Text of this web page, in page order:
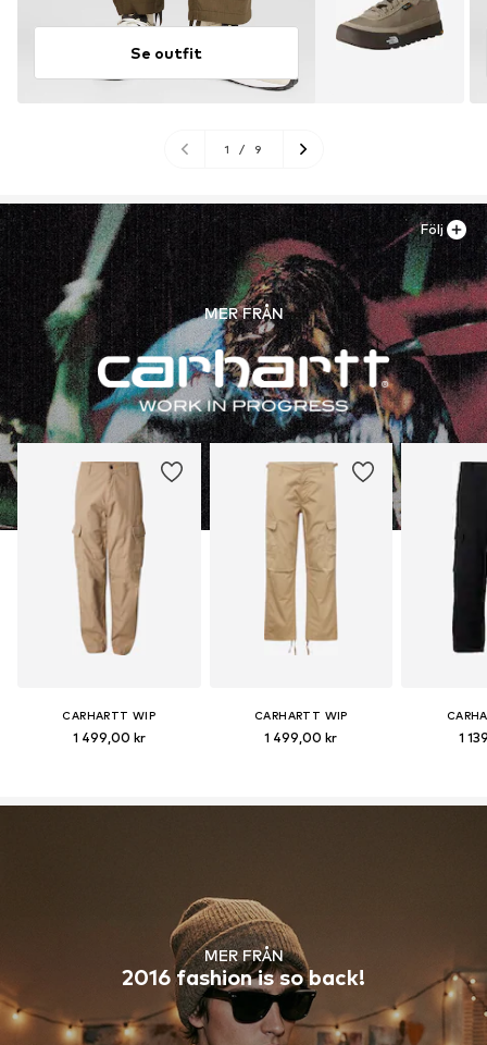
Se outfit
1 / 9
MER FRÅN
CARHARTT WIP
1 499,00 kr
CARHARTT WIP
1 499,00 kr 1
Följ
MER FRÅN
2016 fashion is so back!